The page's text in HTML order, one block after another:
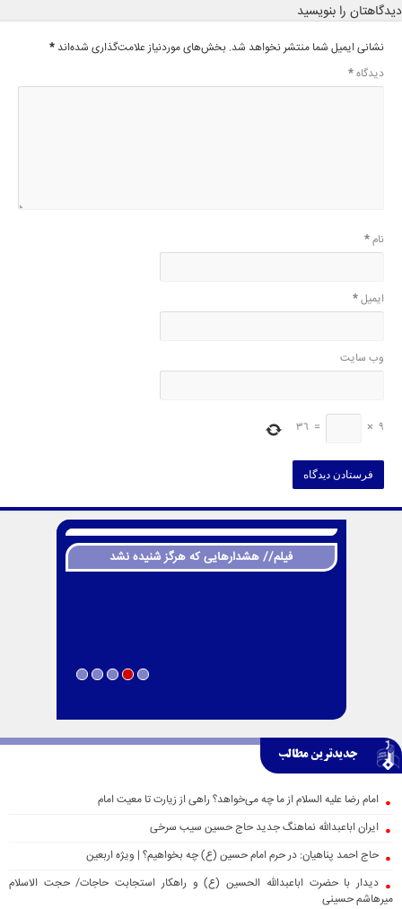
دیدگاهتان را بنویسید
نشانی ایمیل شما منتشر نخواهد شد. بخش‌های موردنیاز علامت‌گذاری شده‌اند *
دیدگاه*
نام*
ایمیل*
وب‌ سایت
9
×
=
36
فیلم// هشدارهایی که هرگز شنیده نشد
جدیدترین مطالب
امام رضا علیه السلام از ما چه می‌خواهد؟ راهی از زیارت تا معیت امام
ایران اباعبدالله نماهنگ جدید حاج حسین سیب سرخی
حاج احمد پناهیان: در حرم امام حسین (ع) چه بخواهیم؟ | ویژه اربعین
دیدار با حضرت اباعبدالله الحسین (ع) و راهکار استجابت حاجات/ حجت الاسلام
میرهاشم حسینی